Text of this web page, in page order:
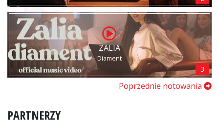
ZALIA
Diament
3
Poprzednie notowania
PARTNERZY